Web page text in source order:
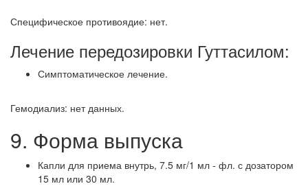
Специфическое противоядие: нет.
Лечение передозировки Гуттасилом:
Симптоматическое лечение.
Гемодиализ: нет данных.
9. Форма выпуска
Капли для приема внутрь, 7.5 мг/1 мл - фл. с дозатором
15 мл или 30 мл.